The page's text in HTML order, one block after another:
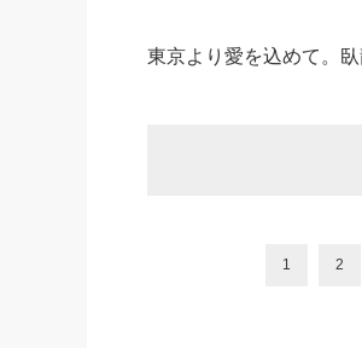
東京より愛を込めて。臥
1 2